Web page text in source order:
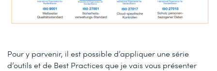
Pour y parvenir, il est possible d’appliquer une série
d’outils et de Best Practices que je vais vous présenter